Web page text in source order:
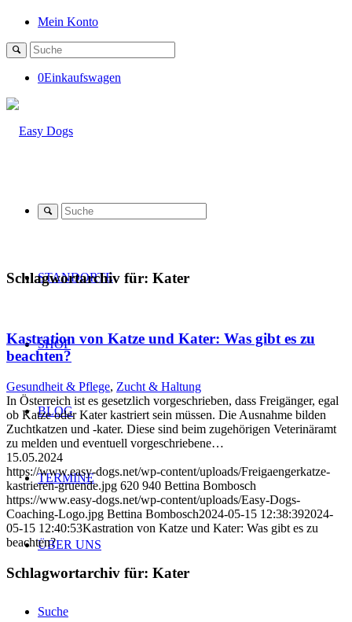
Mein Konto
0Einkaufswagen
STANDORTE
SHOP
BLOG
TERMINE
ÜBER UNS
Suche
Schlagwortarchiv für: Kater
Kastration von Katze und Kater: Was gibt es zu
beachten?
Gesundheit & Pflege, Zucht & Haltung
In Österreich ist es gesetzlich vorgeschrieben, dass Freigänger, egal
ob Katze oder Kater kastriert sein müssen. Die Ausnahme bilden
Zuchtkatzen und -kater. Diese sind beim zugehörigen Veterinäramt
zu melden und eventuell vorgeschriebene…
15.05.2024
https://www.easy-dogs.net/wp-content/uploads/Freigaengerkatze-
kastrieren-gruende.jpg 620 940 Bettina Bombosch
https://www.easy-dogs.net/wp-content/uploads/Easy-Dogs-
Coaching-Logo.jpg Bettina Bombosch2024-05-15 12:38:392024-
05-15 12:40:53Kastration von Katze und Kater: Was gibt es zu
beachten?
Schlagwortarchiv für: Kater